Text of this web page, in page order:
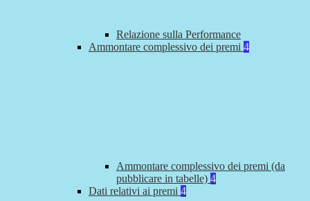
Relazione sulla Performance
Ammontare complessivo dei premi 4
Ammontare complessivo dei premi (da
pubblicare in tabelle) 4
Dati relativi ai premi 4